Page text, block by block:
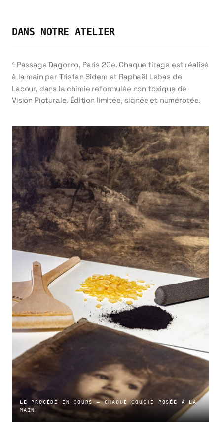
photographie, illustration, dessin — et nous la
œuvre à la croisée de la photographie, de
l'estampe et de la peinture.
DANS NOTRE ATELIER
1 Passage Dagorno, Paris 20e. Chaque tirage est réalisé
à la main par Tristan Sidem et Raphaël Lebas de
Lacour, dans la chimie reformulée non toxique de
Vision Picturale. Édition limitée, signée et numérotée.
LE PROCÉDÉ EN COURS — CHAQUE COUCHE POSÉE À LA
MAIN